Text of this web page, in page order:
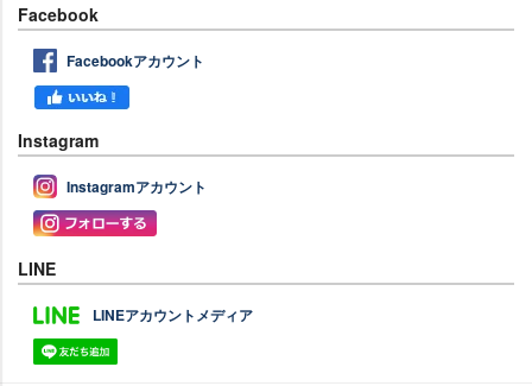
Facebook
Facebookアカウント
Instagram
Instagramアカウント
LINE
LINEアカウントメディア